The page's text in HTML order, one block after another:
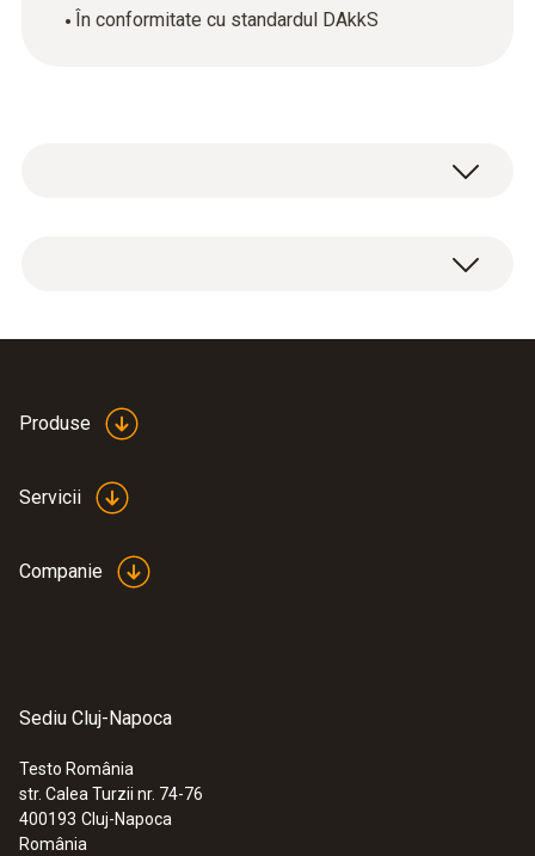
În conformitate cu standardul DAkkS
:0560 6351
testo 635-1 - Instrument pentru
Produse
Servicii
Companie
Sediu Cluj-Napoca
Testo România
str. Calea Turzii nr. 74-76
400193 Cluj-Napoca
România